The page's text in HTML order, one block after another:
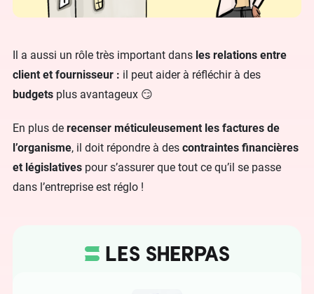
Il a aussi un rôle très important dans les relations entre
client et fournisseur : il peut aider à réfléchir à des
budgets plus avantageux 😏
En plus de recenser méticuleusement les factures de
l’organisme, il doit répondre à des contraintes financières
et législatives pour s’assurer que tout ce qu’il se passe
dans l’entreprise est réglo !